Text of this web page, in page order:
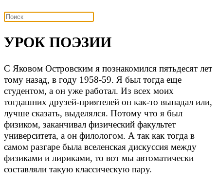
УРОК ПОЭЗИИ
С Яковом Островским я познакомился пятьдесят лет
тому назад, в году 1958-59. Я был тогда еще
студентом, а он уже работал. Из всех моих
тогдашних друзей-приятелей он как-то выпадал или,
лучше сказать, выделялся. Потому что я был
физиком, заканчивал физический факультет
университета, а он филологом. А так как тогда в
самом разгаре была вселенская дискуссия между
физиками и лириками, то вот мы автоматически
составляли такую классическую пару.